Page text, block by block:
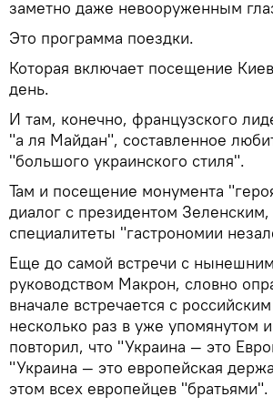
заметно даже невооруженным
Это программа поездки.
Которая включает посещение
день.
И там, конечно, французского
"а ля Майдан", составленное
"большого украинского стиля".
Там и посещение монумента
диалог с президентом
специалитеты "гастрономии
Еще до самой встречи с
руководством Макрон, словно
вначале встречается с
несколько раз в уже упомянутом
повторил, что "Украина — это
"Украина — это европейская
этом всех европейцев "братьями".